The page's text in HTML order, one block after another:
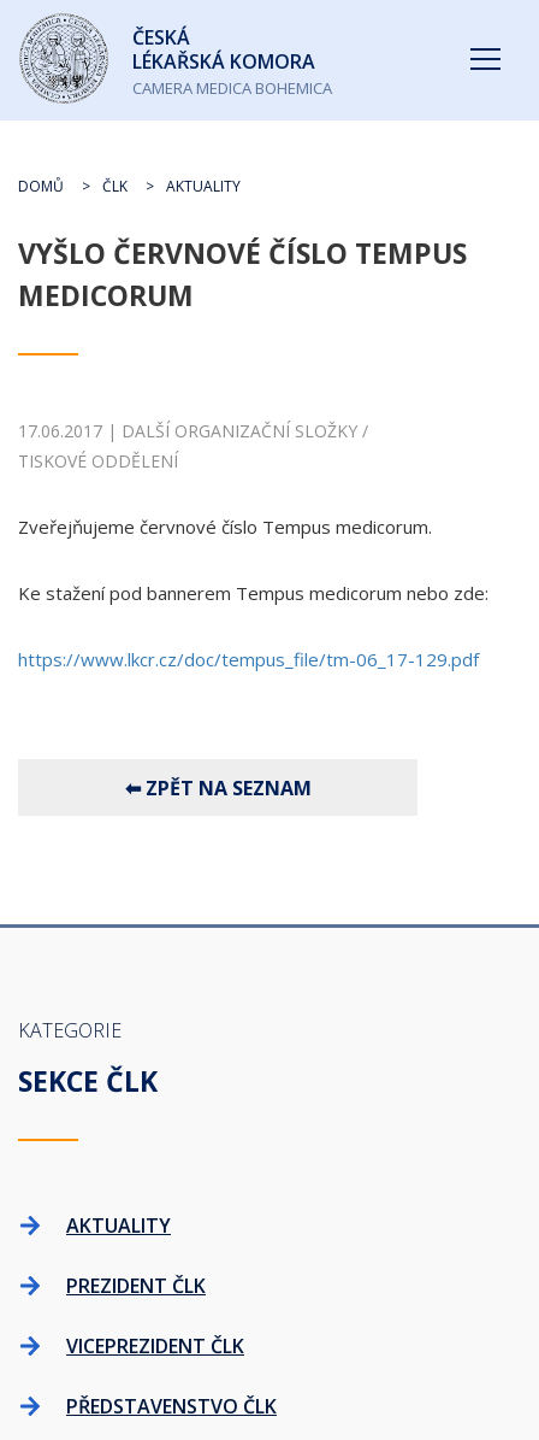
Česká
lékařská
komora
ČESKÁ
LÉKAŘSKÁ KOMORA
CAMERA MEDICA BOHEMICA
DOMŮ ČLK AKTUALITY
VYŠLO ČERVNOVÉ ČÍSLO TEMPUS
MEDICORUM
17.06.2017 | DALŠÍ ORGANIZAČNÍ SLOŽKY /
TISKOVÉ ODDĚLENÍ
Zveřejňujeme červnové číslo Tempus medicorum.
Ke stažení pod bannerem Tempus medicorum nebo zde:
https://www.lkcr.cz/doc/tempus_file/tm-06_17-129.pdf
KATEGORIE
SEKCE ČLK
AKTUALITY
PREZIDENT ČLK
VICEPREZIDENT ČLK
PŘEDSTAVENSTVO ČLK